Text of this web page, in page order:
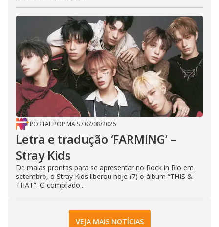
PORTAL POP MAIS/ 07/08/2026
Letra e tradução ‘FARMING’ –
Stray Kids
De malas prontas para se apresentar no Rock in Rio em
setembro, o Stray Kids liberou hoje (7) o álbum “THIS &
THAT”. O compilado...
VEJA MAIS NOTÍCIAS